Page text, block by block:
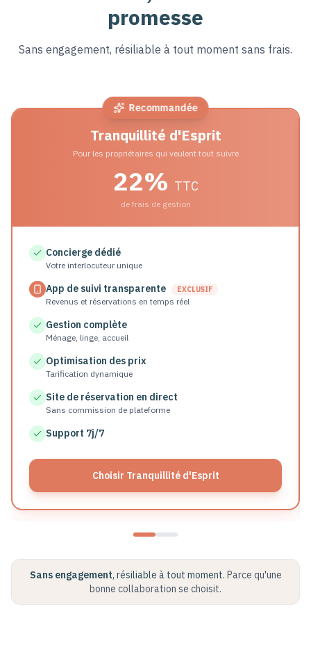
promesse
Sans engagement, résiliable à tout moment sans frais.
Recommandée
Tranquillité d'Esprit
Pour les propriétaires qui veulent tout suivre
22% TTC
de frais de gestion
Concierge dédié
Votre interlocuteur unique
App de suivi transparente EXCLUSIF
Revenus et réservations en temps réel
Gestion complète
Ménage, linge, accueil
Optimisation des prix
Tarification dynamique
Site de réservation en direct
Sans commission de plateforme
Support 7j/7
Choisir Tranquillité d'Esprit
Sans engagement, résiliable à tout moment. Parce qu'une
bonne collaboration se choisit.